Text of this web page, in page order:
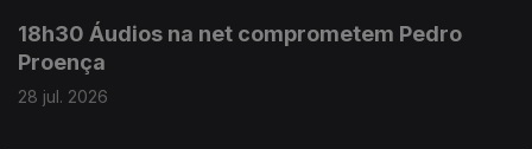
18h30 Áudios na net comprometem Pedro
Proença
28 jul. 2026